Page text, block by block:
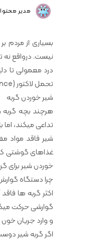
مدیر محتوا
بسیاری از مردم
نیست. درواقع نه
درد معمولی تا
تحمل لاکتور (Lactose Intolerance) نامیده می‌شود می‌تواند موجب کم شدن آب بدن گربه‌ها شود.
شیر خوردن گربه
هرچند بچه گربه
تداعی میکند،
شیر فاقد مواد
غذاهای گوشتی
خوردن شیر برای
چرا دستگاه گوارش
اکثر گربه ها
گوارشی حرکت
و وارد جریان
اگر گربه شیر